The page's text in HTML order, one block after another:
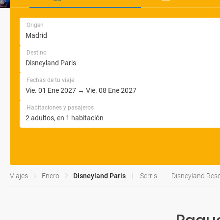
Origen
Destino
Fechas de tu viaje
Habitaciones y pasajeros
Viajes Enero Disneyland Paris Serris Disneyland